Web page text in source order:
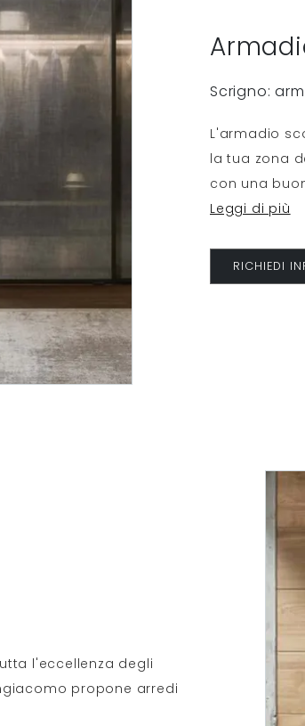
Scrigno:
L'armadio
la tua zona
con una
Leggi di più
RICHIEDI
l'eccellenza degli
propone arredi